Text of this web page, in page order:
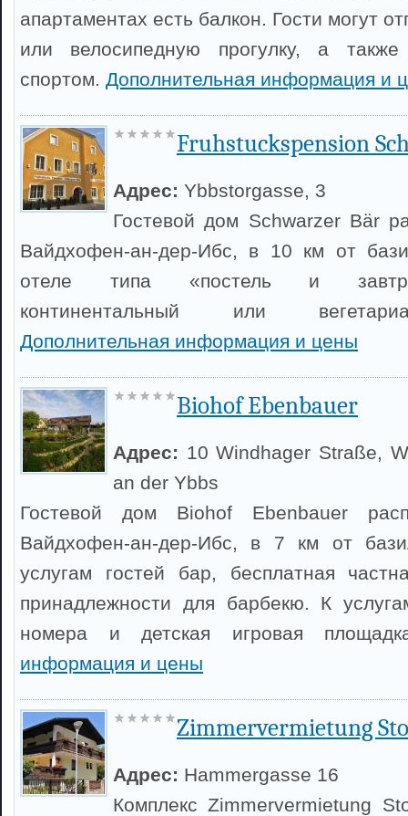
апартаментах есть балкон. Гости могут
или велосипедную прогулку, а
спортом. Дополнительная информация и
Fruhstuckspension
Адрес: Ybbstorgasse, 3
Гостевой дом Schwarzer Bär
Вайдхофен-ан-дер-Ибс, в 10 км от
отеле типа «постель и
континентальный или
Дополнительная информация и цены
Biohof Ebenbauer
Адрес: 10 Windhager Straße,
an der Ybbs
Гостевой дом Biohof Ebenbauer
Вайдхофен-ан-дер-Ибс, в 7 км от
услугам гостей бар, бесплатная
принадлежности для барбекю. К
номера и детская игровая
информация и цены
Zimmervermietung
Адрес: Hammergasse 16
Комплекс Zimmervermietung